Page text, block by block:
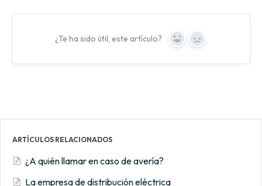
¿Te ha sido útil, este artículo? Yes No
ARTÍCULOS RELACIONADOS
¿A quién llamar en caso de avería?
La empresa de distribución eléctrica